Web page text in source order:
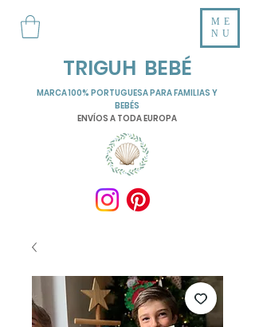
TRIGUH BEBÉ
ME
NU
MARCA 100% PORTUGUESA PARA FAMILIAS Y
BEBÉS
ENVÍOS A TODA EUROPA